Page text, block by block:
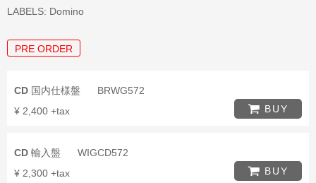
LABELS: Domino
PRE ORDER
CD 国内仕様盤
BRWG572
¥ 2,400 +tax
BUY
CD 輸入盤
WIGCD572
¥ 2,300 +tax
BUY